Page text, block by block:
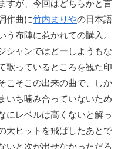
すが、今回はどちらかと言
作曲に竹内まりやの日本語
う布陣に惹かれての購入。
シャンではどーしようもな
歌っているところを観た印
こそこの出来の曲で、しか
いち噛み合っていないため
にレベルは高くないと解っ
大ヒットを飛ばしたあとで
いと次が出せなかっただろ